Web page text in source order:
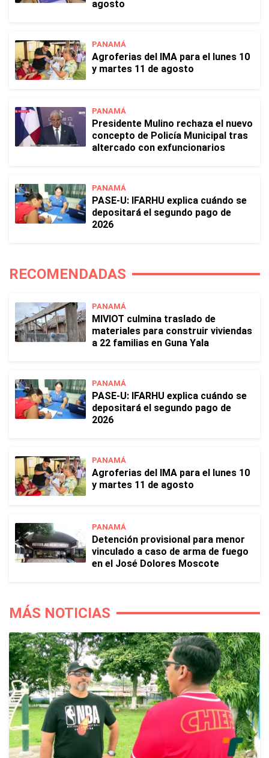
agosto
PANAMÁ
Agroferias del IMA para el lunes 10
y martes 11 de agosto
PANAMÁ
Presidente Mulino rechaza el nuevo
concepto de Policía Municipal tras
altercado con exfuncionarios
PANAMÁ
PASE-U: IFARHU explica cuándo se
depositará el segundo pago de
2026
RECOMENDADAS
PANAMÁ
MIVIOT culmina traslado de
materiales para construir viviendas
a 22 familias en Guna Yala
PANAMÁ
PASE-U: IFARHU explica cuándo se
depositará el segundo pago de
2026
PANAMÁ
Agroferias del IMA para el lunes 10
y martes 11 de agosto
PANAMÁ
Detención provisional para menor
vinculado a caso de arma de fuego
en el José Dolores Moscote
MÁS NOTICIAS